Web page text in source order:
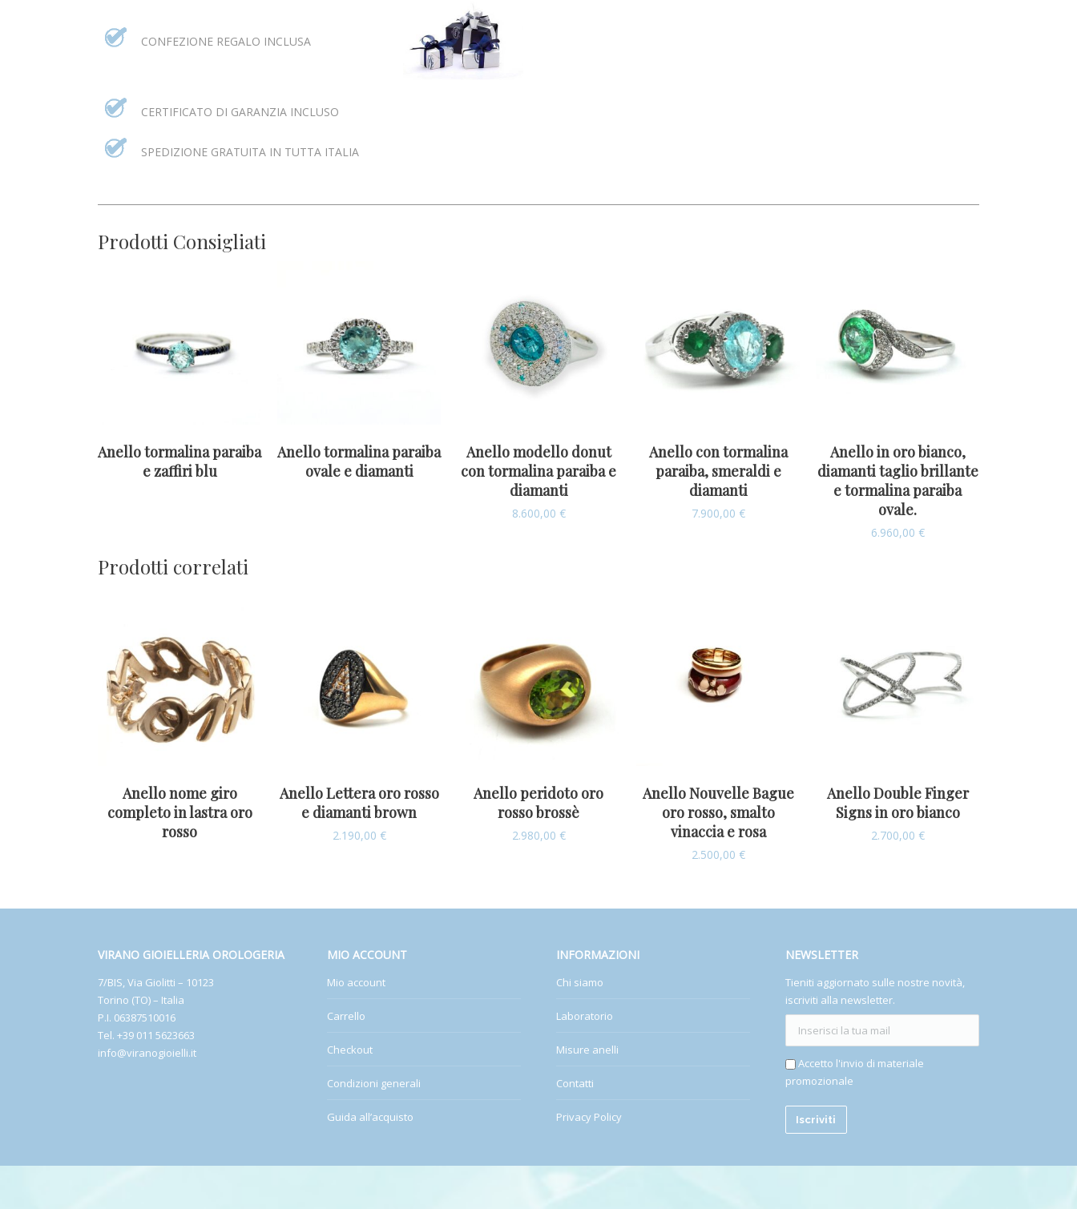
CONFEZIONE REGALO INCLUSA
CERTIFICATO DI GARANZIA INCLUSO
SPEDIZIONE GRATUITA IN TUTTA ITALIA
Prodotti Consigliati
Anello tormalina paraiba
e zaffiri blu
Anello tormalina paraiba
ovale e diamanti
Anello modello donut
con tormalina paraiba e
diamanti
8.600,00 €
Anello con tormalina
paraiba, smeraldi e
diamanti
7.900,00 €
Anello in oro bianco,
diamanti taglio brillante
e tormalina paraiba
ovale.
6.960,00 €
Prodotti correlati
Anello nome giro
completo in lastra oro
rosso
Anello Lettera oro rosso
e diamanti brown
2.190,00 €
Anello peridoto oro
rosso brossè
2.980,00 €
Anello Nouvelle Bague
oro rosso, smalto
vinaccia e rosa
2.500,00 €
Anello Double Finger
Signs in oro bianco
2.700,00 €
VIRANO GIOIELLERIA OROLOGERIA
7/BIS, Via Giolitti – 10123
Torino (TO) – Italia
P.I. 06387510016
Tel. +39 011 5623663
info@viranogioielli.it
MIO ACCOUNT
Mio account
Carrello
Checkout
Condizioni generali
Guida all’acquisto
INFORMAZIONI
Chi siamo
Laboratorio
Misure anelli
Contatti
Privacy Policy
NEWSLETTER
Tieniti aggiornato sulle nostre novità,
iscriviti alla newsletter.
Accetto l'invio di materiale
promozionale